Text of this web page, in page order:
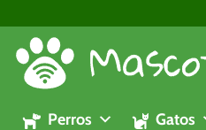
al
contenido
Perros Gatos